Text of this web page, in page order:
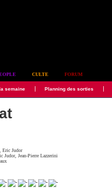
CULTE FORUM
semaine Planning des sorties
,Eric Judor
Judor,Jean-Pierre Lazzerini